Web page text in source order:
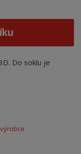
Do soklu je